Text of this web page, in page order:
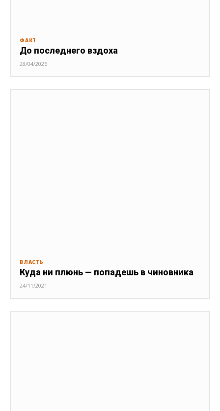
ФАКТ
До последнего вздоха
28/04/2026
ВЛАСТЬ
Куда ни плюнь — попадешь в чиновника
24/11/2021